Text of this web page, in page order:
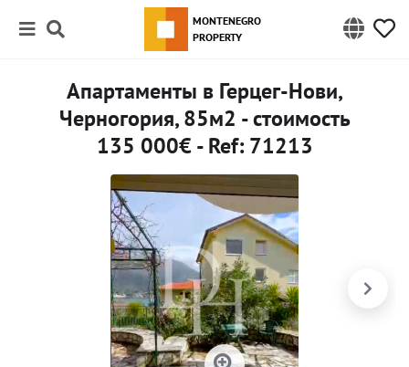
MONTENEGRO
PROPERTY
Апартаменты в Герцег-Нови,
Черногория, 85м2 - стоимость
135 000€ - Ref: 71213